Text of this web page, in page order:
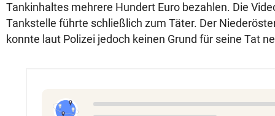
Tankinhaltes mehrere Hundert Euro bezahlen. Die
Tankstelle führte schließlich zum Täter. Der
konnte laut Polizei jedoch keinen Grund für seine Tat